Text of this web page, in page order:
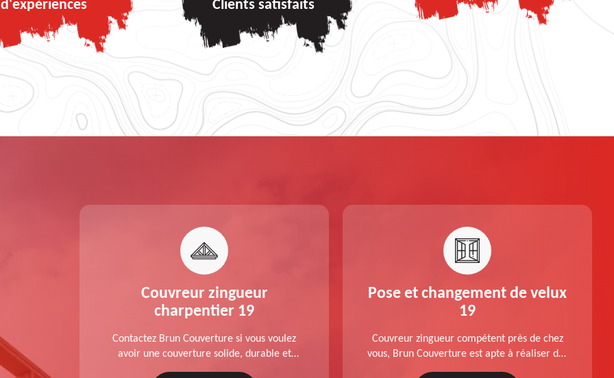
d'expériences Clients satisfaits
de
de
est
Brun
Couvreur zingueur
charpentier 19
Contactez Brun Couverture si vous voulez
avoir une couverture solide, durable et
Pose et changement de velux
19
Couvreur zingueur compétent près de chez
vous, Brun Couverture est apte à réaliser des